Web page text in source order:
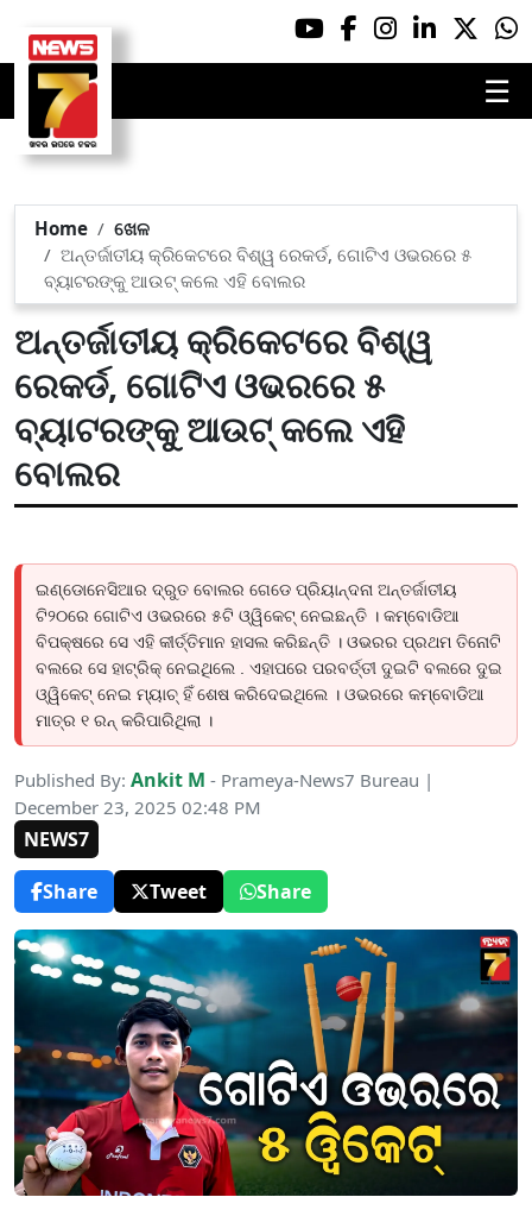
☰
Home
ଖେଳ
ଅନ୍ତର୍ଜାତୀୟ କ୍ରିକେଟରେ ବିଶ୍ୱ ରେକର୍ଡ, ଗୋଟିଏ ଓଭରରେ ୫
ବ୍ୟାଟରଙ୍କୁ ଆଉଟ୍ କଲେ ଏହି ବୋଲର
ଅନ୍ତର୍ଜାତୀୟ କ୍ରିକେଟରେ ବିଶ୍ୱ
ରେକର୍ଡ, ଗୋଟିଏ ଓଭରରେ ୫
ବ୍ୟାଟରଙ୍କୁ ଆଉଟ୍ କଲେ ଏହି
ବୋଲର
ଇଣ୍ଡୋନେସିଆର ଦ୍ରୁତ ବୋଲର ଗେଡେ ପ୍ରିୟାନ୍ଦନା ଅନ୍ତର୍ଜାତୀୟ
ଟି୨୦ରେ ଗୋଟିଏ ଓଭରରେ ୫ଟି ଓ୍ୱିକେଟ୍ ନେଇଛନ୍ତି । କମ୍ବୋଡିଆ
ବିପକ୍ଷରେ ସେ ଏହି କୀର୍ତ୍ତିମାନ ହାସଲ କରିଛନ୍ତି । ଓଭରର ପ୍ରଥମ ତିନୋଟି
ବଲରେ ସେ ହାଟ୍ରିକ୍ ନେଇଥିଲେ . ଏହାପରେ ପରବର୍ତ୍ତୀ ଦୁଇଟି ବଲରେ ଦୁଇ
ଓ୍ୱିକେଟ୍ ନେଇ ମ୍ୟାଚ୍ ହିଁ ଶେଷ କରିଦେଇଥିଲେ । ଓଭରରେ କମ୍ବୋଡିଆ
ମାତ୍ର ୧ ରନ୍ କରିପାରିଥିଲା ।
Published By: Ankit M - Prameya-News7 Bureau |
December 23, 2025 02:48 PM
NEWS7
Share
Tweet Share